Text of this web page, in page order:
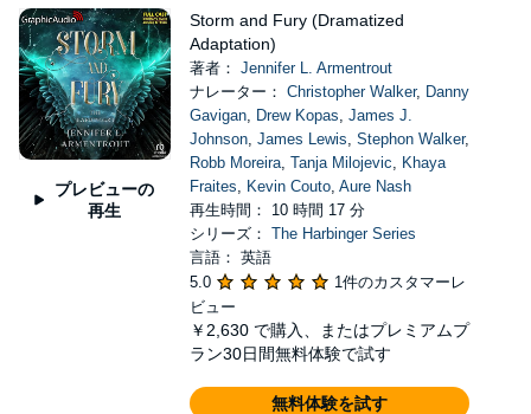
プレビューの
再生
Storm and Fury (Dramatized
Adaptation)
著者： Jennifer L. Armentrout
ナレーター： Christopher Walker, Danny
Gavigan, Drew Kopas, James J.
Johnson, James Lewis, Stephon Walker,
Robb Moreira, Tanja Milojevic, Khaya
Fraites, Kevin Couto, Aure Nash
再生時間： 10 時間 17 分
シリーズ： The Harbinger Series
言語： 英語
5.0
1件のカスタマーレ
ビュー
￥2,630 で購入、またはプレミアムプ
ラン30日間無料体験で試す
無料体験を試す